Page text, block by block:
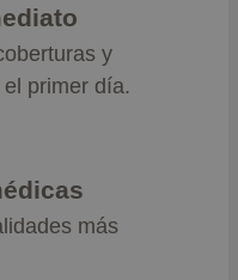
y
primer día.
más